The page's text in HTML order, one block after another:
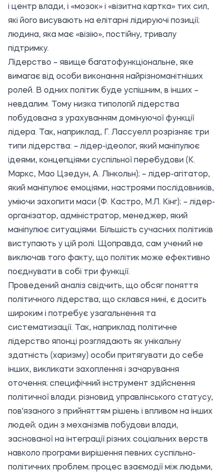
і центр влади, і «мозок» і «візитна картка» тих сил,
які його висувають на елітарні лідируючі позиції;
людина, яка має «візію», постійну, тривалу
підтримку.
Лідерство – явище багатофункціональне, яке
вимагає від особи виконання найрізноманітніших
ролей. В одних політик буде успішним, в інших –
невдалим. Тому низка типологій лідерства
побудована з урахуванням домінуючої функції
лідера. Так, наприклад, Г. Лассуелл розрізняє три
типи лідерства: – лідер-ідеолог, який маніпулює
ідеями, концепціями суспільної перебудови (К.
Маркс, Мао Цзедун, А. Лінкольн); – лідер-агітатор,
який маніпулює емоціями, настроями послідовників,
уміючи захопити маси (Ф. Кастро, М.Л. Кінг); – лідер-
організатор, адміністратор, менеджер, який
маніпулює ситуаціями. Більшість сучасних політиків
виступають у цій ролі. Щоправда, сам учений не
виключав того факту, що політик може ефективно
поєднувати в собі три функції.
Проведений аналіз свідчить, що обсяг поняття
політичного лідерства, що склався нині, є досить
широким і потребує узагальнення та
систематизації. Так, наприклад політичне
лідерство японці розглядають як унікальну
здатність (харизму) особи притягувати до себе
інших, викликати захоплення і зачарування
оточення; специфічний інструмент здійснення
політичної влади; різновид управлінського статусу,
пов'язаного з прийняттям рішень і впливом на інших
людей; один з механізмів побудови влади,
заснованої на інтеграції різних соціальних верств
навколо програми вирішення певних суспільно-
політичних проблем; процес взаємодії між людьми,